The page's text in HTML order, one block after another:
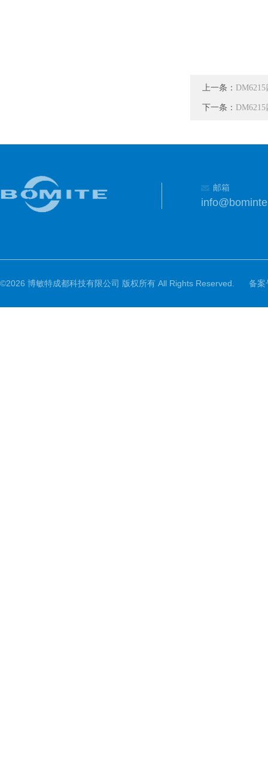
上一条：
下一条：
邮箱
©2026 博敏特成都科技有限公司 版权所有 All Rights Reserved. 备案